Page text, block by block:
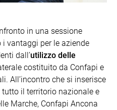
in una sessione
vantaggi per le aziende
dall’utilizzo delle
costituito da Confapi e
All’incontro che si inserisce
il territorio nazionale e
Marche, Confapi Ancona